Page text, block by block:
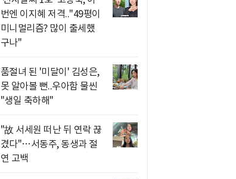
번엔 이지혜 저격.."49평이
미니멀리즘? 많이 출세했
구나"
품절녀 된 '미달이' 김성은,
못 알아볼 뻔..우아함 물씬
"생일 축하해"
"故 서세원 떠난 뒤 연락 끊
겼다"…서동주, 동생과 절
연 고백